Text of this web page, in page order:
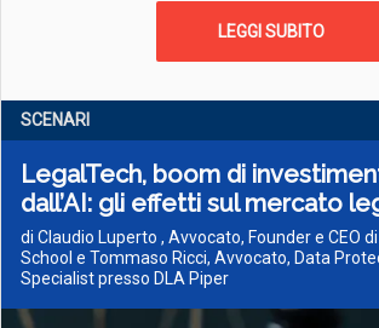
LEGGI SUBITO
SCENARI
LegalTech, boom di
dall’AI: gli effetti sul mercato
di Claudio Luperto , Avvocato, Founder e CEO
School e Tommaso Ricci, Avvocato, Data
Specialist presso DLA Piper